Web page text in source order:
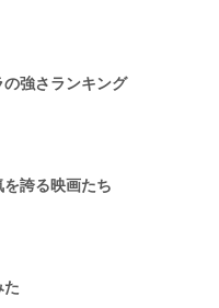
強さランキング
を誇る映画たち